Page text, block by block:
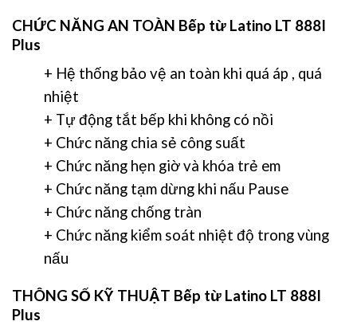
CHỨC NĂNG AN TOÀN Bếp từ Latino LT 888I
Plus
+ Hệ thống bảo vệ an toàn khi quá áp , quá
nhiệt
+ Tự động tắt bếp khi không có nồi
+ Chức năng chia sẻ công suất
+ Chức năng hẹn giờ và khóa trẻ em
+ Chức năng tạm dừng khi nấu Pause
+ Chức năng chống tràn
+ Chức năng kiểm soát nhiệt độ trong vùng
nấu
THÔNG SỐ KỸ THUẬT Bếp từ Latino LT 888I
Plus